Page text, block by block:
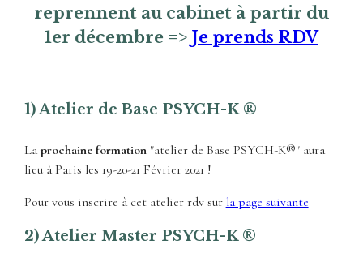
reprennent au cabinet à partir du
1er décembre => Je prends RDV
1) Atelier de Base PSYCH-K ®
La prochaine formation"atelier de Base PSYCH-K®" aura
lieu à Paris les 19-20-21 Février 2021 !
Pour vous inscrire à cet atelier rdv sur la page suivante
2) Atelier Master PSYCH-K ®